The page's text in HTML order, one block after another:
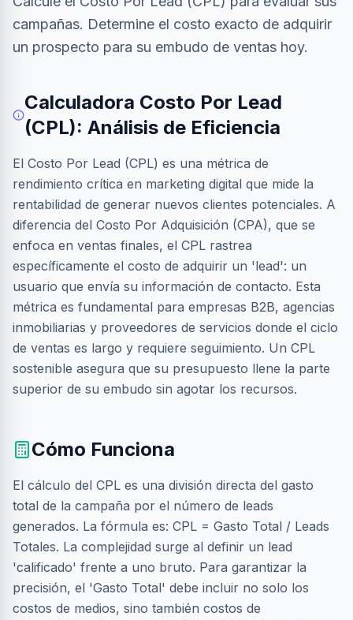
campañas. Determine el costo exacto de adquirir
un prospecto para su embudo de ventas hoy.
Calculadora Costo Por Lead
(CPL): Análisis de Eficiencia
El Costo Por Lead (CPL) es una métrica de
rendimiento crítica en marketing digital que mide la
rentabilidad de generar nuevos clientes potenciales. A
diferencia del Costo Por Adquisición (CPA), que se
enfoca en ventas finales, el CPL rastrea
específicamente el costo de adquirir un 'lead': un
usuario que envía su información de contacto. Esta
métrica es fundamental para empresas B2B, agencias
inmobiliarias y proveedores de servicios donde el ciclo
de ventas es largo y requiere seguimiento. Un CPL
sostenible asegura que su presupuesto llene la parte
superior de su embudo sin agotar los recursos.
Cómo Funciona
El cálculo del CPL es una división directa del gasto
total de la campaña por el número de leads
generados. La fórmula es: CPL = Gasto Total / Leads
Totales. La complejidad surge al definir un lead
'calificado' frente a uno bruto. Para garantizar la
precisión, el 'Gasto Total' debe incluir no solo los
costos de medios, sino también costos de